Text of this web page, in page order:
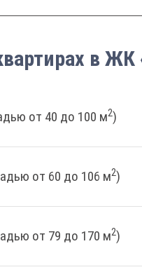
в
от 40 до 100 м2)
от 60 до 106 м2)
от 79 до 170 м2)